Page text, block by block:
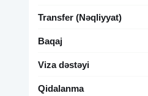
Transfer (Nəqliyyat)
Baqaj
Viza dəstəyi
Qidalanma